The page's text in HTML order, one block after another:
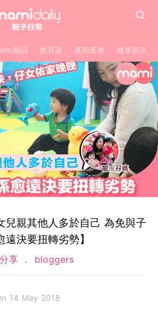
熱話 教育路 產前產後 健康資訊
兒親其他人多於自己 為免與子
遠決要扭轉劣勢】
享 bloggers
14 May 2018